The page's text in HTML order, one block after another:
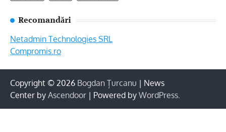
Recomandări
Netadmin Technologies SRL
Compromis.ro
Copyright © 2026 Bogdan Țurcanu | News
Center by Ascendoor | Powered by WordPress.